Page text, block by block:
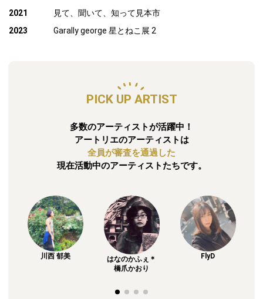
2021
見て、聞いて、知って見本市
2023
Garally george 星とねこ展 2
PICK UP ARTIST
多数のアーティストが活躍中！
アートリエのアーティストは
全員が審査を通過した
現在活動中のアーティストたちです。
川西 郁美
はなのかふぇ＊
橋爪かおり
FlyD